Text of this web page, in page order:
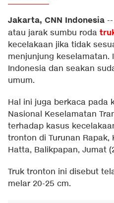
Jakarta, CNN Indonesia --
atau jarak sumbu roda
kecelakaan jika tidak
menjunjung keselamatan.
Indonesia dan seakan
umum.
Hal ini juga berkaca pada
Nasional Keselamatan
terhadap kasus
tronton di Turunan Rapak,
Hatta, Balikpapan, Jumat
Truk tronton ini disebut
melar 20-25 cm.